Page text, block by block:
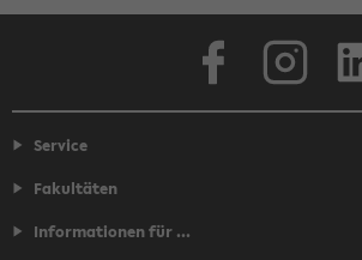
Service
Fakultäten
Informationen für ...